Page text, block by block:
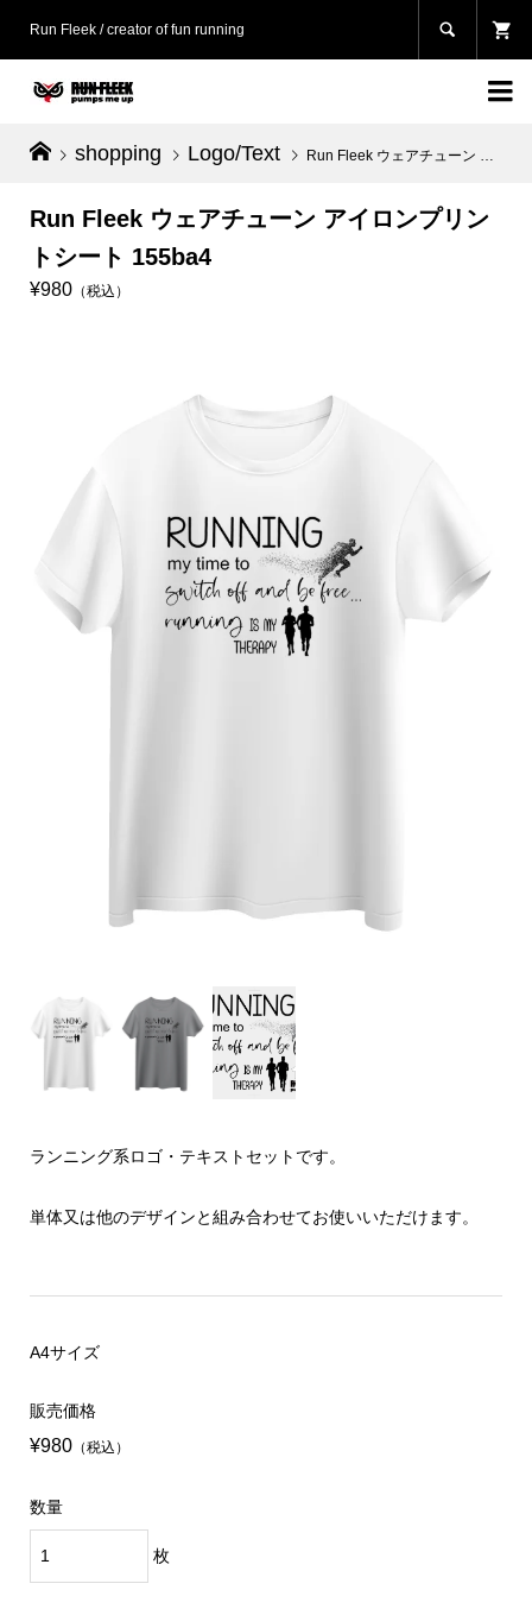
Run Fleek / creator of fun running 

shopping Logo/Text Run Fleek ウェアチューン アイロンプリントシート 155ba4
Run Fleek ウェアチューン アイロンプリン
トシート 155ba4
¥980（税込）
ランニング系ロゴ・テキストセットです。
単体又は他のデザインと組み合わせてお使いいただけます。
A4サイズ
販売価格
¥980（税込）
数量
枚